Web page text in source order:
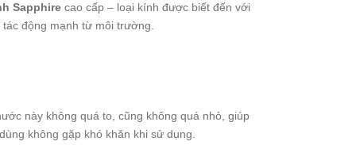
Sapphire cao cấp – loại kính được biết đến với
động mạnh từ môi trường.
này không quá to, cũng không quá nhỏ, giúp
không gặp khó khăn khi sử dụng.